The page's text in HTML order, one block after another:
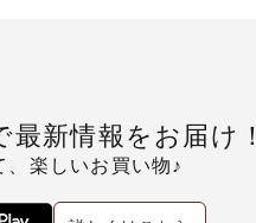
新情報をお届け！
楽しいお買い物♪